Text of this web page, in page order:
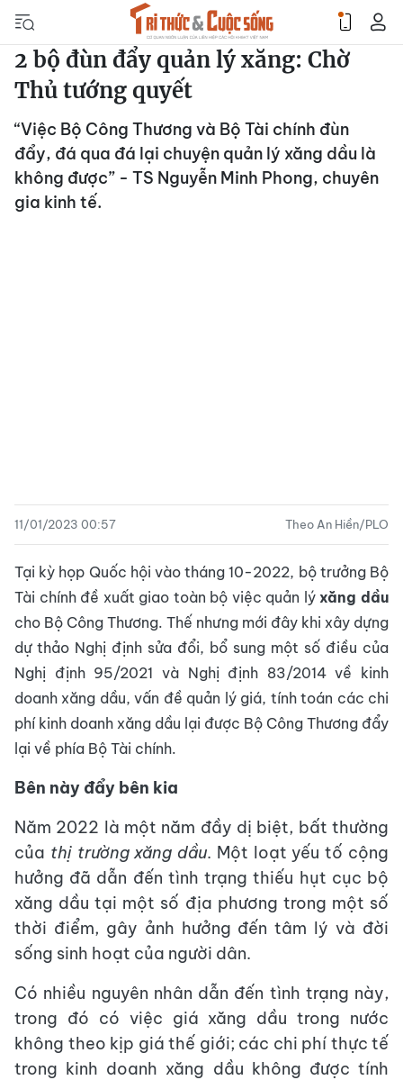
2 bộ đùn đẩy quản lý xăng: Chờ
Thủ tướng quyết
“Việc Bộ Công Thương và Bộ Tài chính đùn
đẩy, đá qua đá lại chuyện quản lý xăng dầu là
không được” - TS Nguyễn Minh Phong, chuyên
gia kinh tế.
11/01/2023 00:57 Theo An Hiền/PLO
Tại kỳ họp Quốc hội vào tháng 10-2022, bộ trưởng Bộ
Tài chính đề xuất giao toàn bộ việc quản lý xăng dầu
cho Bộ Công Thương. Thế nhưng mới đây khi xây dựng
dự thảo Nghị định sửa đổi, bổ sung một số điều của
Nghị định 95/2021 và Nghị định 83/2014 về kinh
doanh xăng dầu, vấn đề quản lý giá, tính toán các chi
phí kinh doanh xăng dầu lại được Bộ Công Thương đẩy
lại về phía Bộ Tài chính.
Bên này đẩy bên kia
Năm 2022 là một năm đầy dị biệt, bất thường
của thị trường xăng dầu. Một loạt yếu tố cộng
hưởng đã dẫn đến tình trạng thiếu hụt cục bộ
xăng dầu tại một số địa phương trong một số
thời điểm, gây ảnh hưởng đến tâm lý và đời
sống sinh hoạt của người dân.
Có nhiều nguyên nhân dẫn đến tình trạng này,
trong đó có việc giá xăng dầu trong nước
không theo kịp giá thế giới; các chi phí thực tế
trong kinh doanh xăng dầu không được tính